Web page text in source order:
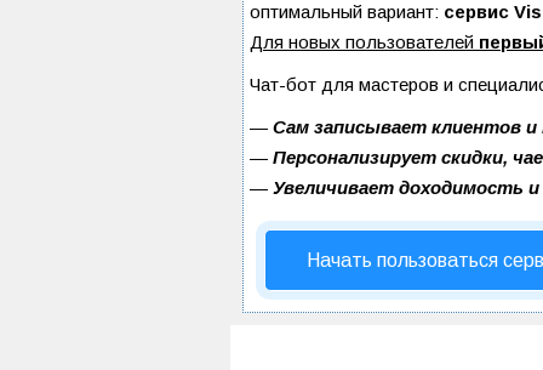
оптимальный вариант: сервис
Для новых пользователей
Чат-бот для мастеров и
— Сам записывает клиентов
— Персонализирует скидки,
— Увеличивает доходимость
Начать пользоваться